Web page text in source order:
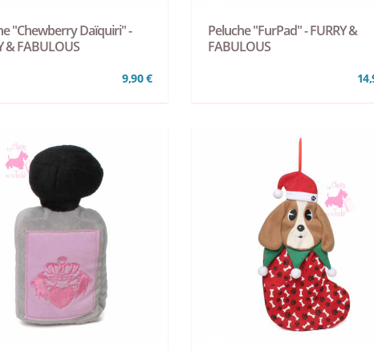
"Chewberry Daïquiri" -
& FABULOUS
9,90 €
Peluche "FurPad" - FURRY &
FABULOUS